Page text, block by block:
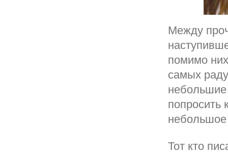
Между
помимо
самых
небольшие
попросить
небольшое
Тот кто